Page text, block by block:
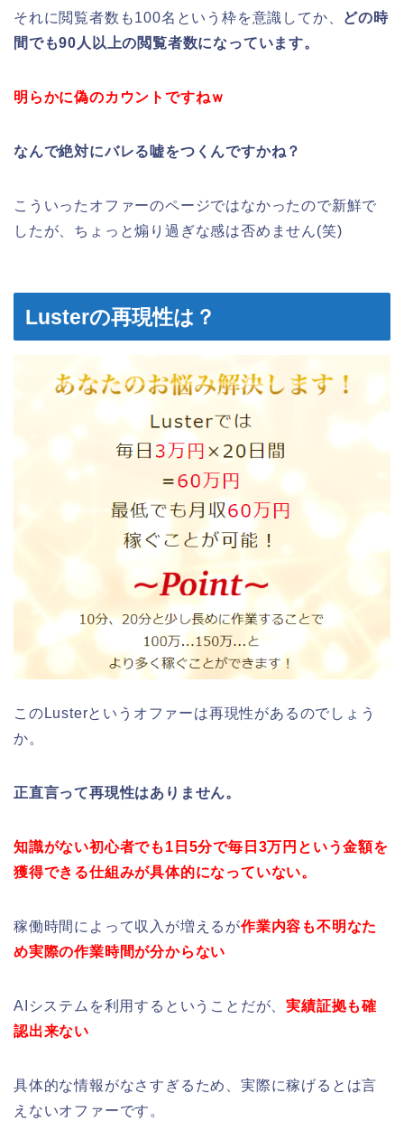
それに閲覧者数も100名という枠を意識してか、 どの時
間でも90人以上の閲覧者数になっています。
明らかに偽のカウントですねｗ
なんで絶対にバレる嘘をつくんですかね？
こういったオファーのページではなかったので新鮮で
したが、ちょっと煽り過ぎな感は否めません(笑)
Lusterの再現性は？
このLusterというオファーは再現性があるのでしょう
か。
正直言って再現性はありません。
知識がない初心者でも1日5分で毎日3万円という金額を
獲得できる仕組みが具体的になっていない。
稼働時間によって収入が増えるが作業内容も不明なた
め実際の作業時間が分からない
AIシステムを利用するということだが、実績証拠も確
認出来ない
具体的な情報がなさすぎるため、実際に稼げるとは言
えないオファーです。